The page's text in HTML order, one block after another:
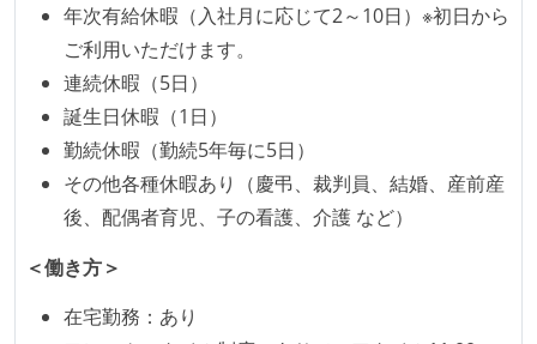
年次有給休暇（入社月に応じて2～10日）※初日から
ご利用いただけます。
連続休暇（5日）
誕生日休暇（1日）
勤続休暇（勤続5年毎に5日）
その他各種休暇あり（慶弔、裁判員、結婚、産前産
後、配偶者育児、子の看護、介護 など）
＜働き方＞
在宅勤務：あり